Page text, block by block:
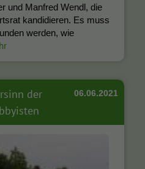
und Manfred Wendl, die
kandidieren. Es muss
werden, wie
06.06.2021
der